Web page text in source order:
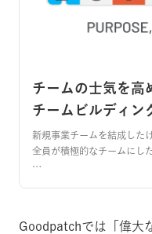
チームの士気を高
チームビルディン
新規事業チームを結成した
全員が積極的なチームに
…
Goodpatchでは「偉大